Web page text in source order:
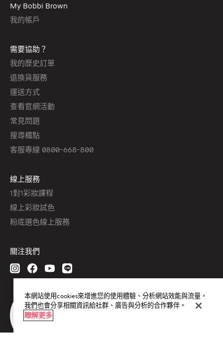
My Bobbi Brown
我的帳戶
需要協助？
我的歷史訂單
退換貨服務
運送方式
查看官網活動
常見問題
搜尋櫃點
客服專線 0800-668-800
線上服務
1對1彩妝課程
線上彩妝試色
粉底選色線上服務
關注我們
本網站使用cookies來增進您的使用體驗、分析網站效能與流量，
我們也會分享相關資訊給社群、廣告與分析的合作夥伴。
瞭解更多